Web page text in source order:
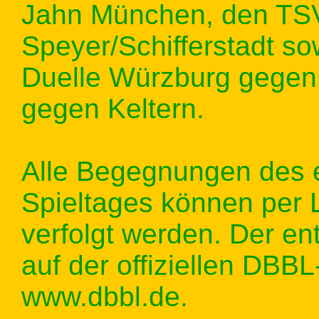
Jahn München, den
Speyer/Schifferstadt
Duelle Würzburg
gegen Keltern.
Alle Begegnungen des
Spieltages können per
verfolgt werden. Der
auf der offiziellen
www.dbbl.de.